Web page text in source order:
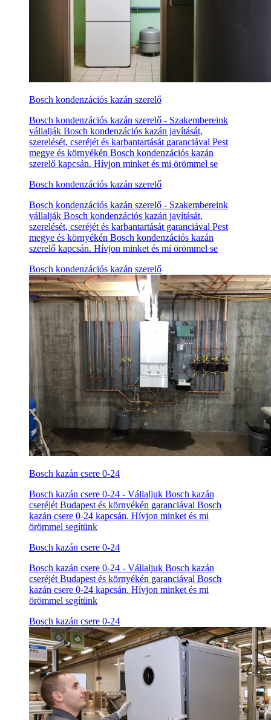
Bosch kondenzációs kazán szerelő
Bosch kondenzációs kazán szerelő - Szakembereink
vállalják Bosch kondenzációs kazán javítását,
szerelését, cseréjét és karbantartását garanciával Pest
megye és környékén Bosch kondenzációs kazán
szerelő kapcsán. Hívjon minket és mi örömmel se
Bosch kondenzációs kazán szerelő
Bosch kondenzációs kazán szerelő - Szakembereink
vállalják Bosch kondenzációs kazán javítását,
szerelését, cseréjét és karbantartását garanciával Pest
megye és környékén Bosch kondenzációs kazán
szerelő kapcsán. Hívjon minket és mi örömmel se
Bosch kondenzációs kazán szerelő
Bosch kazán csere 0-24
Bosch kazán csere 0-24 - Vállaljuk Bosch kazán
cseréjét Budapest és környékén garanciával Bosch
kazán csere 0-24 kapcsán. Hívjon minket és mi
örömmel segítünk
Bosch kazán csere 0-24
Bosch kazán csere 0-24 - Vállaljuk Bosch kazán
cseréjét Budapest és környékén garanciával Bosch
kazán csere 0-24 kapcsán. Hívjon minket és mi
örömmel segítünk
Bosch kazán csere 0-24